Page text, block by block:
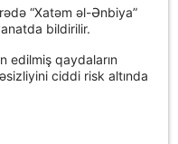
“Xatəm əl-Ənbiya”
bildirilir.
edilmiş qaydaların
ciddi risk altında